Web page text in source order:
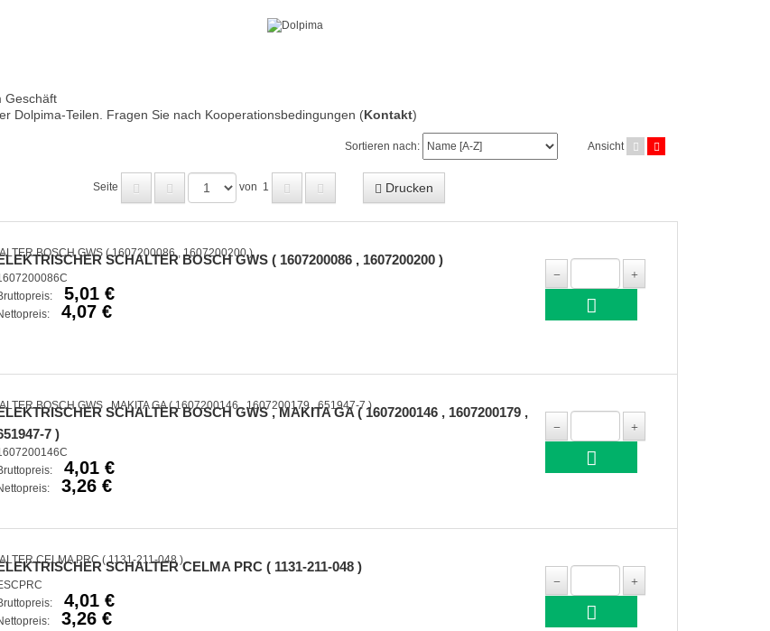
Geschäft
Dolpima-Teilen. Fragen Sie nach Kooperationsbedingungen (Kontakt)
Sortieren nach: Ansicht
Seite von 1 Drucken
SCHALTER BOSCH GWS ( 1607200086 , 1607200200 )
5,01 €
4,07 €
SCHALTER BOSCH GWS , MAKITA GA ( 1607200146 , 1607200179 ,
7 )
4,01 €
3,26 €
SCHALTER CELMA PRC ( 1131-211-048 )
4,01 €
3,26 €